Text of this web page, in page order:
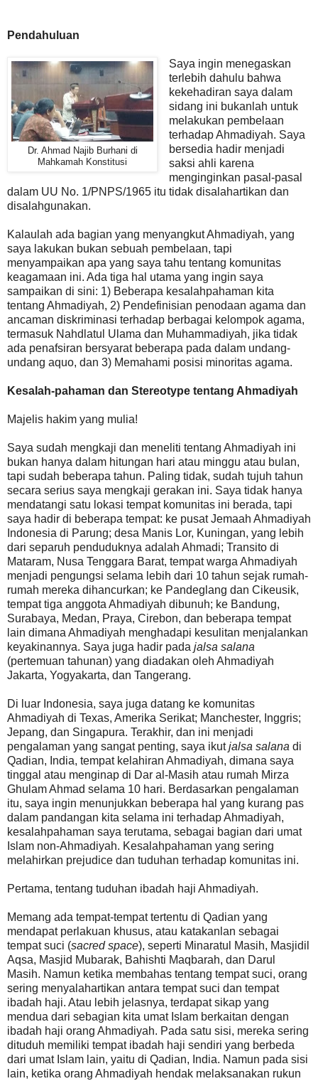
Pendahuluan
Dr. Ahmad Najib Burhani di
Mahkamah Konstitusi
Saya ingin menegaskan
terlebih dahulu bahwa
kekehadiran saya dalam
sidang ini bukanlah untuk
melakukan pembelaan
terhadap Ahmadiyah. Saya
bersedia hadir menjadi
saksi ahli karena
menginginkan pasal-pasal
dalam UU No. 1/PNPS/1965 itu tidak disalahartikan dan
disalahgunakan.
Kalaulah ada bagian yang menyangkut Ahmadiyah, yang
saya lakukan bukan sebuah pembelaan, tapi
menyampaikan apa yang saya tahu tentang komunitas
keagamaan ini. Ada tiga hal utama yang ingin saya
sampaikan di sini: 1) Beberapa kesalahpahaman kita
tentang Ahmadiyah, 2) Pendefinisian penodaan agama dan
ancaman diskriminasi terhadap berbagai kelompok agama,
termasuk Nahdlatul Ulama dan Muhammadiyah, jika tidak
ada penafsiran bersyarat beberapa pada dalam undang-
undang aquo, dan 3) Memahami posisi minoritas agama.
Kesalah-pahaman dan Stereotype tentang Ahmadiyah
Majelis hakim yang mulia!
Saya sudah mengkaji dan meneliti tentang Ahmadiyah ini
bukan hanya dalam hitungan hari atau minggu atau bulan,
tapi sudah beberapa tahun. Paling tidak, sudah tujuh tahun
secara serius saya mengkaji gerakan ini. Saya tidak hanya
mendatangi satu lokasi tempat komunitas ini berada, tapi
saya hadir di beberapa tempat: ke pusat Jemaah Ahmadiyah
Indonesia di Parung; desa Manis Lor, Kuningan, yang lebih
dari separuh penduduknya adalah Ahmadi; Transito di
Mataram, Nusa Tenggara Barat, tempat warga Ahmadiyah
menjadi pengungsi selama lebih dari 10 tahun sejak rumah-
rumah mereka dihancurkan; ke Pandeglang dan Cikeusik,
tempat tiga anggota Ahmadiyah dibunuh; ke Bandung,
Surabaya, Medan, Praya, Cirebon, dan beberapa tempat
lain dimana Ahmadiyah menghadapi kesulitan menjalankan
keyakinannya. Saya juga hadir pada jalsa salana
(pertemuan tahunan) yang diadakan oleh Ahmadiyah
Jakarta, Yogyakarta, dan Tangerang.
Di luar Indonesia, saya juga datang ke komunitas
Ahmadiyah di Texas, Amerika Serikat; Manchester, Inggris;
Jepang, dan Singapura. Terakhir, dan ini menjadi
pengalaman yang sangat penting, saya ikutjalsa salana di
Qadian, India, tempat kelahiran Ahmadiyah, dimana saya
tinggal atau menginap di Dar al-Masih atau rumah Mirza
Ghulam Ahmad selama 10 hari. Berdasarkan pengalaman
itu, saya ingin menunjukkan beberapa hal yang kurang pas
dalam pandangan kita selama ini terhadap Ahmadiyah,
kesalahpahaman saya terutama, sebagai bagian dari umat
Islam non-Ahmadiyah. Kesalahpahaman yang sering
melahirkan prejudice dan tuduhan terhadap komunitas ini.
Pertama, tentang tuduhan ibadah haji Ahmadiyah.
Memang ada tempat-tempat tertentu di Qadian yang
mendapat perlakuan khusus, atau katakanlan sebagai
tempat suci (sacred space), seperti Minaratul Masih, Masjidil
Aqsa, Masjid Mubarak, Bahishti Maqbarah, dan Darul
Masih. Namun ketika membahas tentang tempat suci, orang
sering menyalahartikan antara tempat suci dan tempat
ibadah haji. Atau lebih jelasnya, terdapat sikap yang
mendua dari sebagian kita umat Islam berkaitan dengan
ibadah haji orang Ahmadiyah. Pada satu sisi, mereka sering
dituduh memiliki tempat ibadah haji sendiri yang berbeda
dari umat Islam lain, yaitu di Qadian, India. Namun pada sisi
lain, ketika orang Ahmadiyah hendak melaksanakan rukun